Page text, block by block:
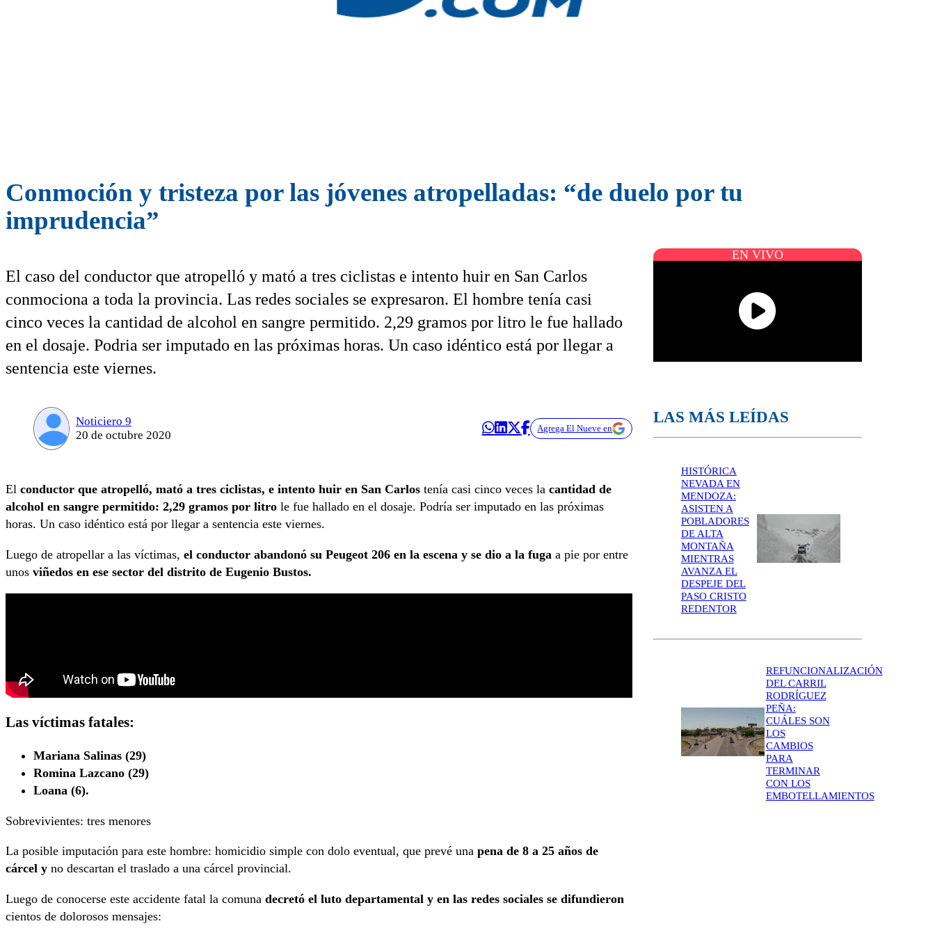
Conmoción y tristeza por las jóvenes atropelladas: “de duelo por tu
imprudencia”
El caso del conductor que atropelló y mató a tres ciclistas e intento huir en San Carlos
conmociona a toda la provincia. Las redes sociales se expresaron. El hombre tenía casi
cinco veces la cantidad de alcohol en sangre permitido. 2,29 gramos por litro le fue hallado
en el dosaje. Podria ser imputado en las próximas horas. Un caso idéntico está por llegar a
sentencia este viernes.
Noticiero 9
20 de octubre 2020
Agrega El Nueve en
El conductor que atropelló, mató a tres ciclistas, e intento huir en San Carlos tenía casi cinco veces la cantidad de
alcohol en sangre permitido: 2,29 gramos por litro le fue hallado en el dosaje. Podría ser imputado en las próximas
horas. Un caso idéntico está por llegar a sentencia este viernes.
Luego de atropellar a las víctimas, el conductor abandonó su Peugeot 206 en la escena y se dio a la fuga a pie por entre
unos viñedos en ese sector del distrito de Eugenio Bustos.
Las víctimas fatales:
Mariana Salinas (29)
Romina Lazcano (29)
Loana (6).
Sobrevivientes: tres menores
La posible imputación para este hombre: homicidio simple con dolo eventual, que prevé una pena de 8 a 25 años de
cárcel y no descartan el traslado a una cárcel provincial.
Luego de conocerse este accidente fatal la comuna decretó el luto departamental y en las redes sociales se difundieron
cientos de dolorosos mensajes:
EN VIVO
LAS MÁS LEÍDAS
HISTÓRICA
NEVADA EN
MENDOZA:
ASISTEN A
POBLADORES
DE ALTA
MONTAÑA
MIENTRAS
AVANZA EL
DESPEJE DEL
PASO CRISTO
REDENTOR
REFUNCIONALIZACIÓN
DEL CARRIL
RODRÍGUEZ
PEÑA:
CUÁLES SON
LOS
CAMBIOS
PARA
TERMINAR
CON LOS
EMBOTELLAMIENTOS